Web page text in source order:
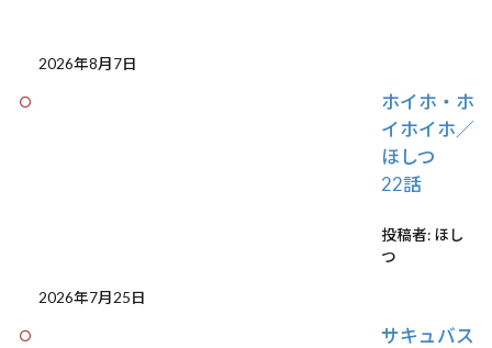
2026年8月7日
ホイホ・ホ
イホイホ／
ほしつ
22話
投稿者: ほし
つ
2026年7月25日
サキュバス